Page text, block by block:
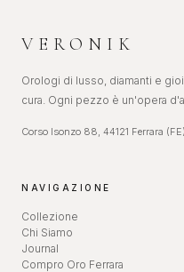
VERONIK
Orologi di lusso, diamanti e
cura. Ogni pezzo è un'opera
Corso Isonzo 88, 44121 Ferrara (FE)
NAVIGAZIONE
Collezione
Chi Siamo
Journal
Compro Oro Ferrara